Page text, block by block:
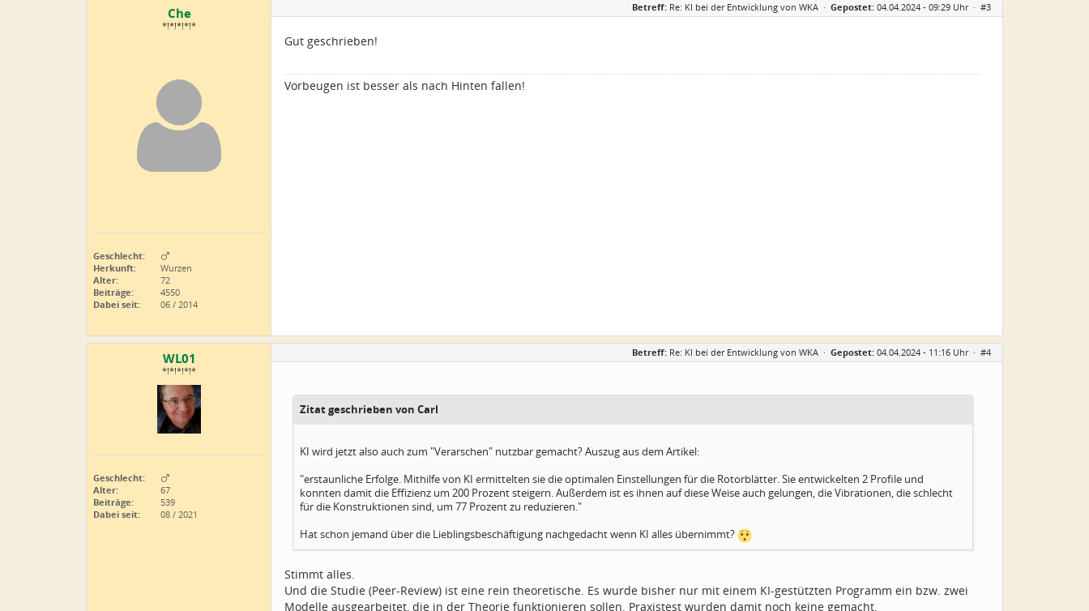
Che
*!*!*!*!*
Geschlecht:
Herkunft:
Wurzen
Alter:
72
Beiträge:
4550
Dabei seit:
06 / 2014
Betreff: Re: KI bei der Entwicklung von WKA · Gepostet: 04.04.2024 - 09:29 Uhr · #3
Gut geschrieben!
Vorbeugen ist besser als nach Hinten fallen!
WL01
*!*!*!*!*
Geschlecht:
Alter:
67
Beiträge:
539
Dabei seit:
08 / 2021
Betreff: Re: KI bei der Entwicklung von WKA · Gepostet: 04.04.2024 - 11:16 Uhr · #4
Zitat geschrieben von Carl
KI wird jetzt also auch zum "Verarschen" nutzbar gemacht? Auszug aus dem Artikel:
"erstaunliche Erfolge. Mithilfe von KI ermittelten sie die optimalen Einstellungen für die Rotorblätter. Sie entwickelten 2 Profile und
konnten damit die Effizienz um 200 Prozent steigern. Außerdem ist es ihnen auf diese Weise auch gelungen, die Vibrationen, die schlecht
für die Konstruktionen sind, um 77 Prozent zu reduzieren."
Hat schon jemand über die Lieblingsbeschäftigung nachgedacht wenn KI alles übernimmt?
Stimmt alles.
Und die Studie (Peer-Review) ist eine rein theoretische. Es wurde bisher nur mit einem KI-gestützten Programm ein bzw. zwei
Modelle ausgearbeitet, die in der Theorie funktionieren sollen. Praxistest wurden damit noch keine gemacht.